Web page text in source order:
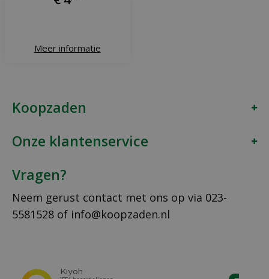
Meer informatie
Koopzaden
Onze klantenservice
Vragen?
Neem gerust contact met ons op via 023-
5581528 of info@koopzaden.nl